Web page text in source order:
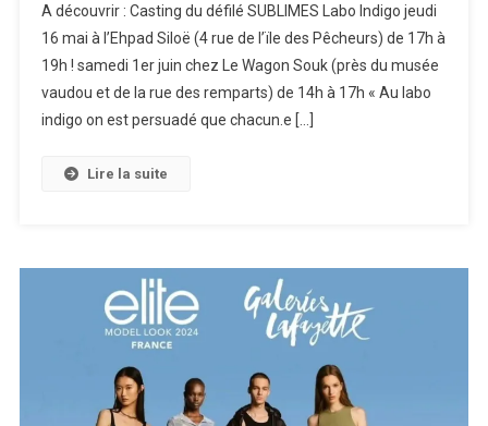
Du
Défilé
SUBLIMES
Labo
A découvrir : Casting du défilé SUBLIMES Labo Indigo jeudi
16 mai à l’Ehpad Siloë (4 rue de l’ïle des Pêcheurs) de 17h à
19h ! samedi 1er juin chez Le Wagon Souk (près du musée
vaudou et de la rue des remparts) de 14h à 17h « Au labo
indigo on est persuadé que chacun.e […]
Lire la suite